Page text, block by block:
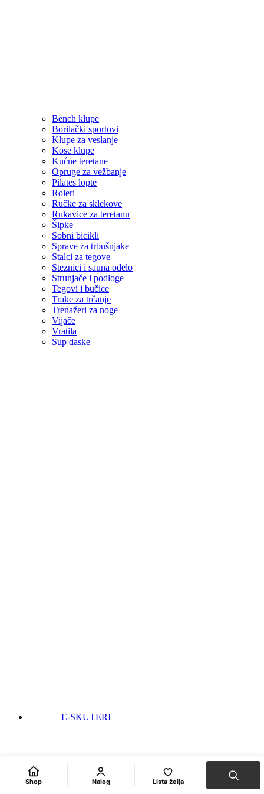
Bench klupe
Borilački sportovi
Klupe za veslanje
Kose klupe
Kućne teretane
Opruge za vežbanje
Pilates lopte
Roleri
Ručke za sklekove
Rukavice za teretanu
Šipke
Sobni bicikli
Sprave za trbušnjake
Stalci za tegove
Steznici i sauna odelo
Strunjače i podloge
Tegovi i bučice
Trake za trčanje
Trenažeri za noge
Vijače
Vratila
Sup daske
E-SKUTERI
Shop Nalog Lista želja